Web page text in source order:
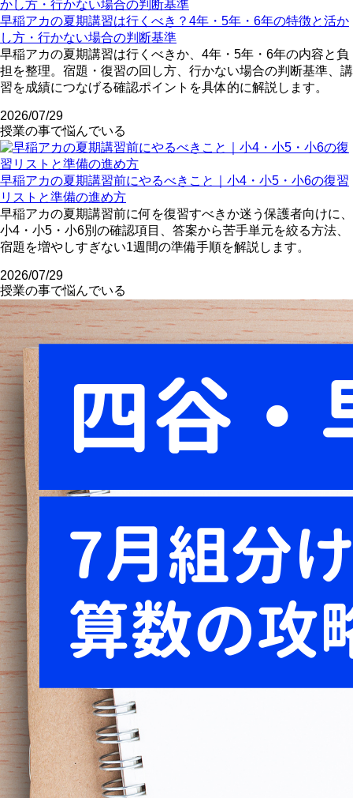
早稲アカの夏期講習は行くべき？4年・5年・6年の特徴と活か
し方・行かない場合の判断基準
早稲アカの夏期講習は行くべきか、4年・5年・6年の内容と負
担を整理。宿題・復習の回し方、行かない場合の判断基準、講
習を成績につなげる確認ポイントを具体的に解説します。
2026/07/29
授業の事で悩んでいる
早稲アカの夏期講習前にやるべきこと｜小4・小5・小6の復習
リストと準備の進め方
早稲アカの夏期講習前に何を復習すべきか迷う保護者向けに、
小4・小5・小6別の確認項目、答案から苦手単元を絞る方法、
宿題を増やしすぎない1週間の準備手順を解説します。
2026/07/29
授業の事で悩んでいる